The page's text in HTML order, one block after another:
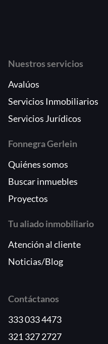
Nuestros servicios
Avalúos
Servicios Inmobiliarios
Servicios Jurídicos
Fonnegra Gerlein
Quiénes somos
Buscar inmuebles
Proyectos
Tu aliado inmobiliario
Atención al cliente
Noticias/Blog
Contáctanos
333 033 4473
321 327 2727